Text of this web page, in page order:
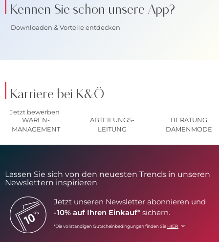
Kennen Sie schon unsere App?
Downloaden & Vorteile entdecken
Karriere bei K&Ö
Jetzt bewerben
WAREN-
MANAGEMENT
ABTEILUNGS-
LEITUNG
BERATUNG
DAMENMODE
Lassen Sie sich von den neuesten Trends in unseren
Newslettern inspirieren
Jetzt unseren Newsletter abonnieren und
-10% auf Ihren Einkauf* sichern.
*Die vollständigen Gutscheinbedingungen finden Sie HIER